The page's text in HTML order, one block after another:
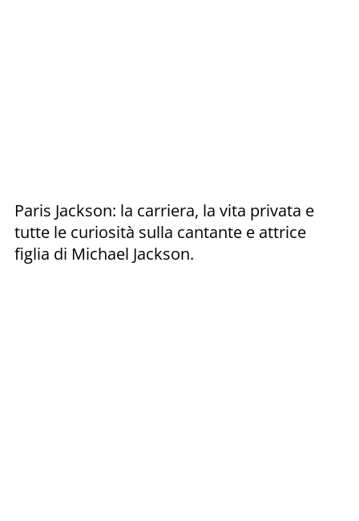
Paris Jackson: la carriera, la vita privata e
tutte le curiosità sulla cantante e attrice
figlia di Michael Jackson.